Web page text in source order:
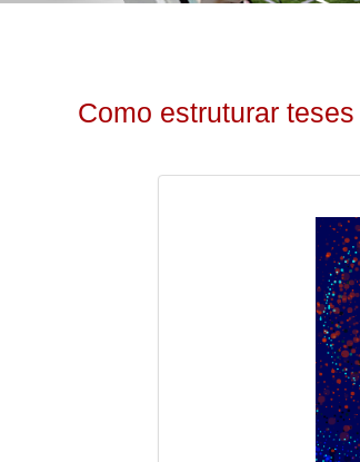
Como estruturar